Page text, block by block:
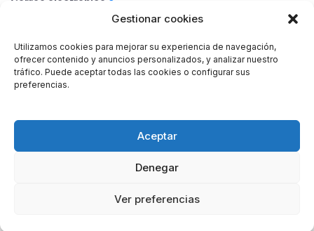
Gestionar cookies
Utilizamos cookies para mejorar su experiencia de navegación,
ofrecer contenido y anuncios personalizados, y analizar nuestro
tráfico. Puede aceptar todas las cookies o configurar sus
preferencias.
Aceptar
Denegar
Ver preferencias
Web
navegador para la próxima vez que comente.